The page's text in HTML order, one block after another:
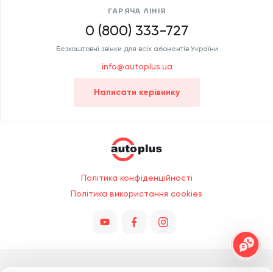
ГАРЯЧА ЛІНІЯ
0 (800) 333-727
Безкоштовні звінки для всіх абонентів України
info@autoplus.ua
Написати керівнику
Політика конфіденційності
Політика використання cookies